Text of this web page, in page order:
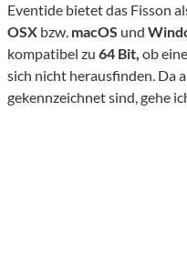
Eventide bietet das Fisson
OSX bzw. macOS und
kompatibel zu 64 Bit, ob
sich nicht herausfinden. Da
gekennzeichnet sind, gehe